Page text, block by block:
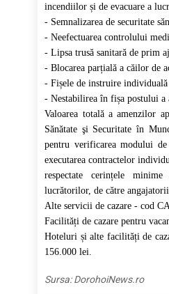
incendiilor și de evacuare a
- Semnalizarea de securitate
- Neefectuarea controlului
- Lipsa trusă sanitară de prim
- Blocarea parțială a căilor de
- Fișele de instruire
- Nestabilirea în fișa postului
Valoarea totală a amenzilor
Sănătate şi Securitate în
pentru verificarea modului
executarea contractelor
respectate cerințele
lucrătorilor, de către
Alte servicii de cazare - cod
Facilități de cazare pentru
Hoteluri și alte facilități de
156.000 lei.
Sursa:DorohoiNews.ro